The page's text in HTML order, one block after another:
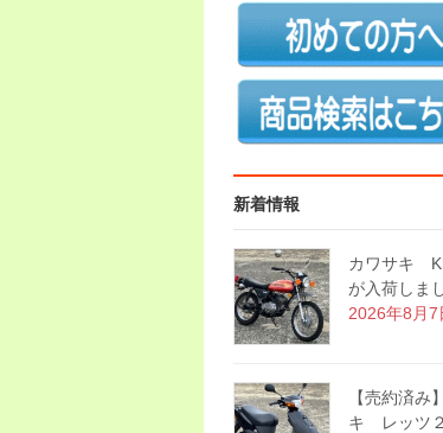
新着情報
カワサキ
が入荷しま
2026年8月7
【売約済み
キ レッツ